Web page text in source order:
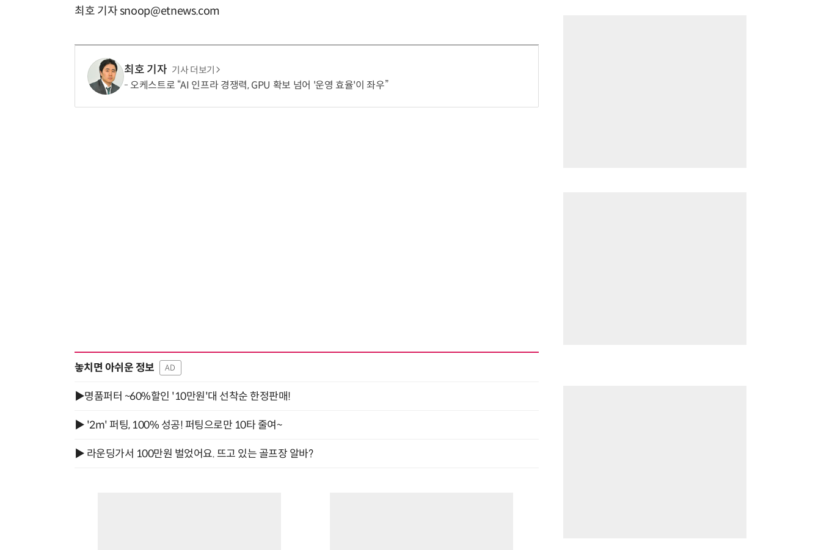
최호 기자 snoop@etnews.com
최호 기자 기사 더보기
오케스트로 “AI 인프라 경쟁력, GPU 확보 넘어 '운영 효율'이 좌우”
놓치면 아쉬운 정보 AD
▶명품퍼터 ~60%할인 '10만원'대 선착순 한정판매!
▶ '2m' 퍼팅, 100% 성공! 퍼팅으로만 10타 줄여~
▶ 라운딩가서 100만원 벌었어요. 뜨고 있는 골프장 알바?